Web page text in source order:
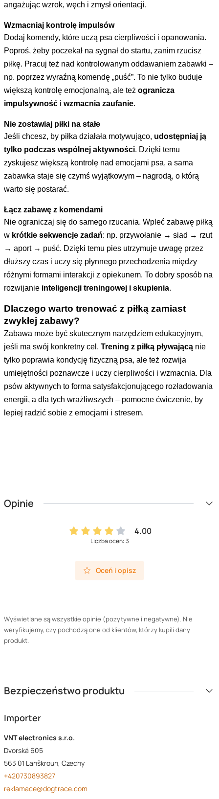
angażując wzrok, węch i zmysł orientacji.
Wzmacniaj kontrolę impulsów
Dodaj komendy, które uczą psa cierpliwości i opanowania.
Poproś, żeby poczekał na sygnał do startu, zanim rzucisz
piłkę. Pracuj też nad kontrolowanym oddawaniem zabawki –
np. poprzez wyraźną komendę „puść”. To nie tylko buduje
większą kontrolę emocjonalną, ale też ogranicza
impulsywność i wzmacnia zaufanie.
Nie zostawiaj piłki na stałe
Jeśli chcesz, by piłka działała motywująco, udostępniaj ją
tylko podczas wspólnej aktywności. Dzięki temu
zyskujesz większą kontrolę nad emocjami psa, a sama
zabawka staje się czymś wyjątkowym – nagrodą, o którą
warto się postarać.
Łącz zabawę z komendami
Nie ograniczaj się do samego rzucania. Wpleć zabawę piłką
w krótkie sekwencje zadań: np. przywołanie → siad → rzut
→ aport → puść. Dzięki temu pies utrzymuje uwagę przez
dłuższy czas i uczy się płynnego przechodzenia między
różnymi formami interakcji z opiekunem. To dobry sposób na
rozwijanie inteligencji treningowej i skupienia.
Dlaczego warto trenować z piłką zamiast
zwykłej zabawy?
Zabawa może być skutecznym narzędziem edukacyjnym,
jeśli ma swój konkretny cel. Trening z piłką pływającą nie
tylko poprawia kondycję fizyczną psa, ale też rozwija
umiejętności poznawcze i uczy cierpliwości i wzmacnia. Dla
psów aktywnych to forma satysfakcjonującego rozładowania
energii, a dla tych wrażliwszych – pomocne ćwiczenie, by
lepiej radzić sobie z emocjami i stresem.
Opinie
4.00
Liczba ocen: 3
Oceń i opisz
Wyświetlane są wszystkie opinie (pozytywne i negatywne). Nie
weryfikujemy, czy pochodzą one od klientów, którzy kupili dany
produkt.
Bezpieczeństwo produktu
Importer
VNT electronics s.r.o.
Dvorská 605
563 01 Lanškroun, Czechy
+420730893827
reklamace@dogtrace.com